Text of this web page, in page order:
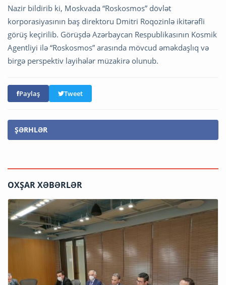
Nazir bildirib ki, Moskvada “Roskosmos” dövlət
korporasiyasının baş direktoru Dmitri Roqozinlə ikitərəfli
görüş keçirilib. Görüşdə Azərbaycan Respublikasının Kosmik
Agentliyi ilə “Roskosmos” arasında mövcud əməkdaşlıq və
birgə perspektiv layihələr müzakirə olunub.
Paylaş Tweet
ŞƏRHLƏR
OXŞAR XƏBƏRLƏR